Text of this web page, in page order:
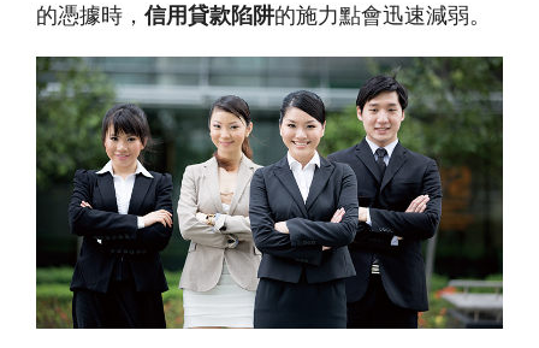
的憑據時， 信用貸款陷阱的施力點會迅速減弱。